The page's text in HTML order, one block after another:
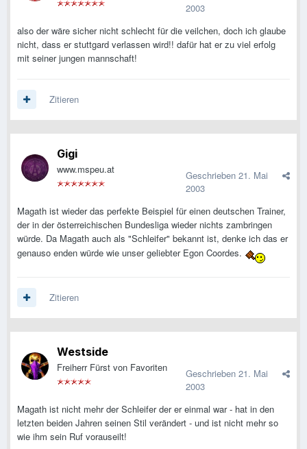
2003
also der wäre sicher nicht schlecht für die veilchen, doch ich glaube
nicht, dass er stuttgard verlassen wird!! dafür hat er zu viel erfolg
mit seiner jungen mannschaft!
Zitieren
Gigi
www.mspeu.at Geschrieben 21. Mai
2003
Magath ist wieder das perfekte Beispiel für einen deutschen Trainer,
der in der österreichischen Bundesliga wieder nichts zambringen
würde. Da Magath auch als "Schleifer" bekannt ist, denke ich das er
genauso enden würde wie unser geliebter Egon Coordes.
Zitieren
Westside
Freiherr Fürst von Favoriten Geschrieben 21. Mai
2003
Magath ist nicht mehr der Schleifer der er einmal war - hat in den
letzten beiden Jahren seinen Stil verändert - und ist nicht mehr so
wie ihm sein Ruf vorauseilt!